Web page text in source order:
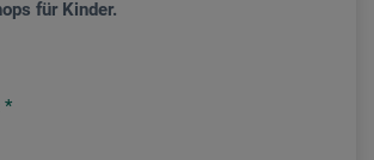
für Kinder.
*